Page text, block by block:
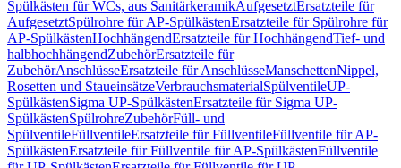
Spülkästen für WCs, aus SanitärkeramikAufgesetztErsatzteile für
AufgesetztSpülrohre für AP-SpülkästenErsatzteile für Spülrohre für
AP-SpülkästenHochhängendErsatzteile für HochhängendTief- und
halbhochhängendZubehörErsatzteile für
ZubehörAnschlüsseErsatzteile für AnschlüsseManschettenNippel,
Rosetten und StaueinsätzeVerbrauchsmaterialSpülventileUP-
SpülkästenSigma UP-SpülkästenErsatzteile für Sigma UP-
SpülkästenSpülrohreZubehörFüll- und
SpülventileFüllventileErsatzteile für FüllventileFüllventile für AP-
SpülkästenErsatzteile für Füllventile für AP-SpülkästenFüllventile